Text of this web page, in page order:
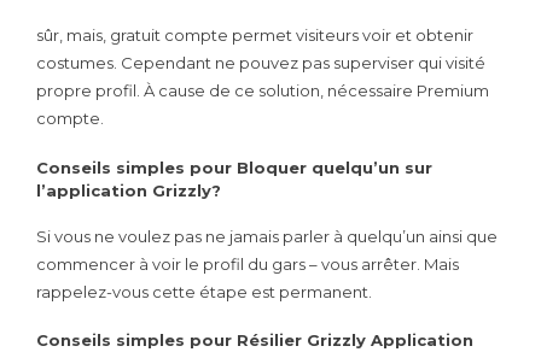
sûr, mais, gratuit compte permet visiteurs voir et obtenir
costumes. Cependant ne pouvez pas superviser qui visité
propre profil. À cause de ce solution, nécessaire Premium
compte.
Conseils simples pour Bloquer quelqu’un sur
l’application Grizzly?
Si vous ne voulez pas ne jamais parler à quelqu’un ainsi que
commencer à voir le profil du gars – vous arrêter. Mais
rappelez-vous cette étape est permanent.
Conseils simples pour Résilier Grizzly Application